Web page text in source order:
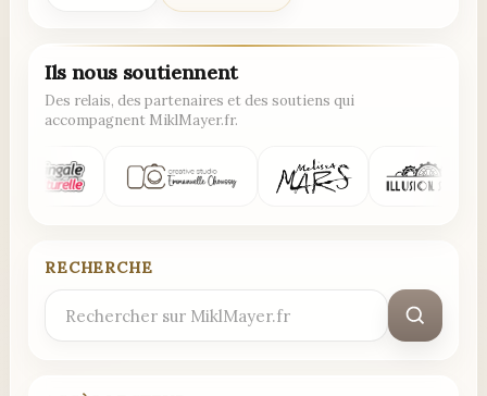
Ils nous soutiennent
Des relais, des partenaires et des soutiens qui
accompagnent MiklMayer.fr.
RECHERCHE
Rechercher